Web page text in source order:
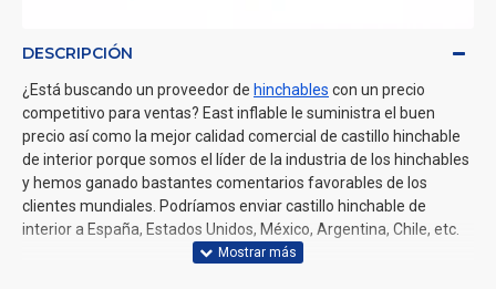
DESCRIPCIÓN
¿Está buscando un proveedor de hinchables con un precio
competitivo para ventas? East inflable le suministra el buen
precio así como la mejor calidad comercial de castillo hinchable
de interior porque somos el líder de la industria de los hinchables
y hemos ganado bastantes comentarios favorables de los
clientes mundiales. Podríamos enviar castillo hinchable de
interior a España, Estados Unidos, México, Argentina, Chile, etc.